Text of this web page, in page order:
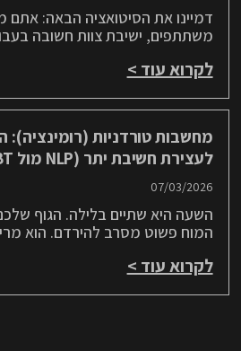
דמיינו את הסיטואציה הבאה: אתם
משתתפים, ישיבת צוות חשובה
לקרוא עוד >
מחשבות טורדניות (רומינציה):
לעצירת חשיבת יתר (NLP מול CBT)
07/03/2026
השעה היא שתיים בלילה. הגוף
המוח פשוט מסרב להירדם. הוא
לקרוא עוד >